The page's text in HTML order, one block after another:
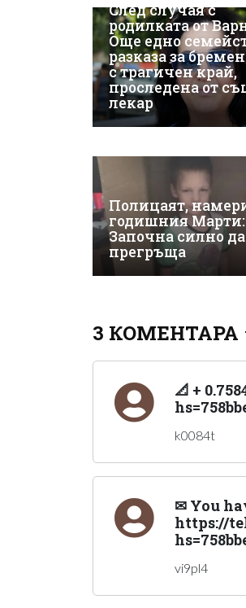
След случая с
родилката от
Още едно
разказа за
с трагичен край,
проследена от
лекар
Полицаят,
годишния Марти:
Започна силно
прегръща
3 КОМЕНТАРА
📐 +
k0084t
✉ You
https://
vi9pl4